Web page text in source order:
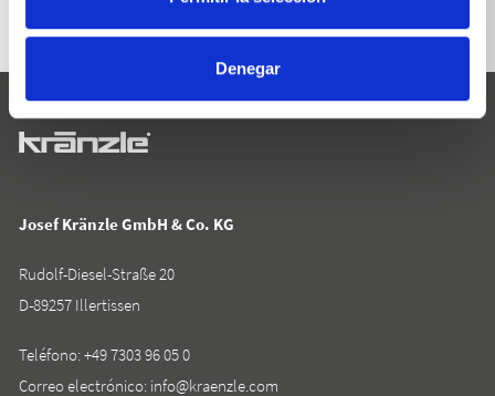
Denegar
Josef Kränzle GmbH & Co. KG
Rudolf-Diesel-Straße 20
D-89257 Illertissen
Teléfono:+49 7303 96 05 0
Correo electrónico: info@kraenzle.com